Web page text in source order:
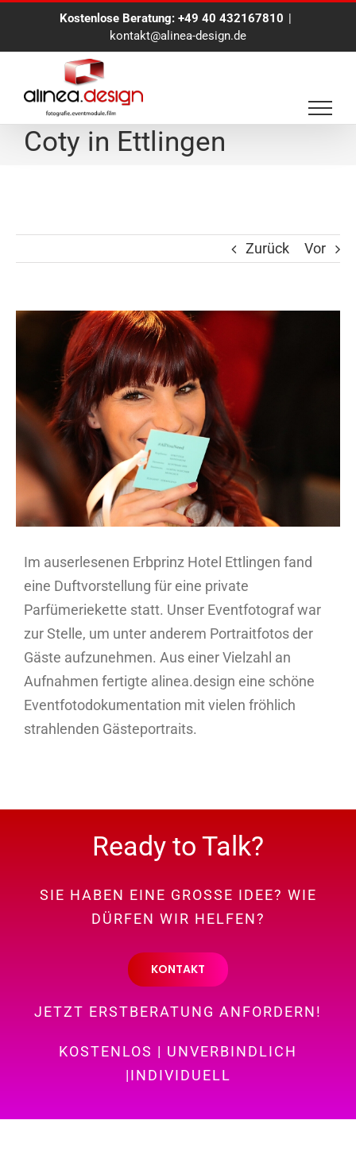
Kostenlose Beratung: +49 40 432167810 |
kontakt@alinea-design.de
Event-Fotoreportage für
Coty in Ettlingen
Zurück Vor
Zeige
grösseres
Im auserlesenen Erbprinz Hotel Ettlingen fand
eine Duftvorstellung für eine private
Parfümeriekette statt. Unser Eventfotograf war
zur Stelle, um unter anderem Portraitfotos der
Gäste aufzunehmen. Aus einer Vielzahl an
Aufnahmen fertigte alinea.design eine schöne
Eventfotodokumentation mit vielen fröhlich
strahlenden Gästeportraits.
Ready to Talk?
SIE HABEN EINE GROSSE IDEE? WIE
DÜRFEN WIR HELFEN?
KONTAKT
JETZT ERSTBERATUNG ANFORDERN!
KOSTENLOS | UNVERBINDLICH
|INDIVIDUELL